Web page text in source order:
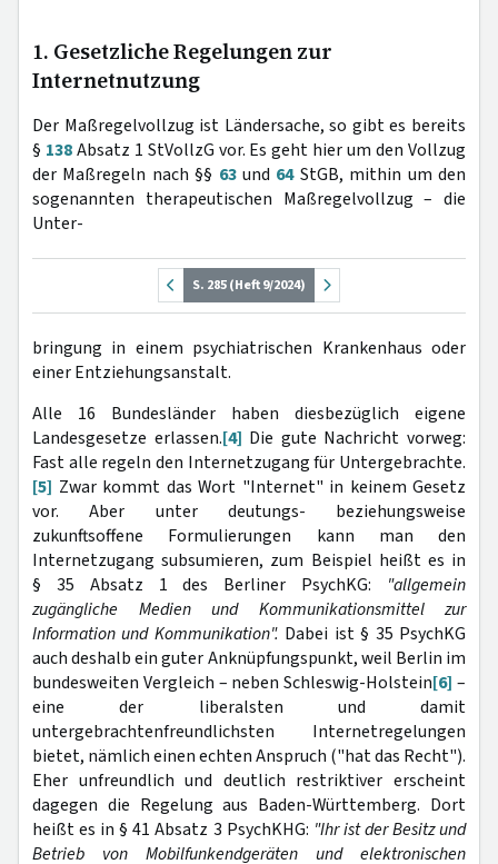
1. Gesetzliche Regelungen zur
Internetnutzung
Der Maßregelvollzug ist Ländersache, so gibt es bereits
§ 138Absatz 1 StVollzG vor. Es geht hier um den Vollzug
der Maßregeln nach §§ 63und 64StGB, mithin um den
sogenannten therapeutischen Maßregelvollzug – die
Unter-
S. 285 (Heft 9/2024)
bringung in einem psychiatrischen Krankenhaus oder
einer Entziehungsanstalt.
Alle 16 Bundesländer haben diesbezüglich eigene
Landesgesetze erlassen.[4] Die gute Nachricht vorweg:
Fast alle regeln den Internetzugang für Untergebrachte.
[5] Zwar kommt das Wort "Internet" in keinem Gesetz
vor. Aber unter deutungs- beziehungsweise
zukunftsoffene Formulierungen kann man den
Internetzugang subsumieren, zum Beispiel heißt es in
§ 35 Absatz 1 des Berliner PsychKG: "allgemein
zugängliche Medien und Kommunikationsmittel zur
Information und Kommunikation". Dabei ist § 35 PsychKG
auch deshalb ein guter Anknüpfungspunkt, weil Berlin im
bundesweiten Vergleich – neben Schleswig-Holstein[6] –
eine der liberalsten und damit
untergebrachtenfreundlichsten Internetregelungen
bietet, nämlich einen echten Anspruch ("hat das Recht").
Eher unfreundlich und deutlich restriktiver erscheint
dagegen die Regelung aus Baden-Württemberg. Dort
heißt es in § 41 Absatz 3 PsychKHG: "Ihr ist der Besitz und
Betrieb von Mobilfunkendgeräten und elektronischen